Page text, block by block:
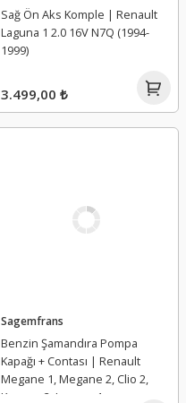
Sağ Ön Aks Komple | Renault
Laguna 1 2.0 16V N7Q (1994-
1999)
3.499,00 ₺
Sagemfrans
Benzin Şamandıra Pompa
Kapağı + Contası | Renault
Megane 1, Megane 2, Clio 2,
Kangoo 2, Laguna 1